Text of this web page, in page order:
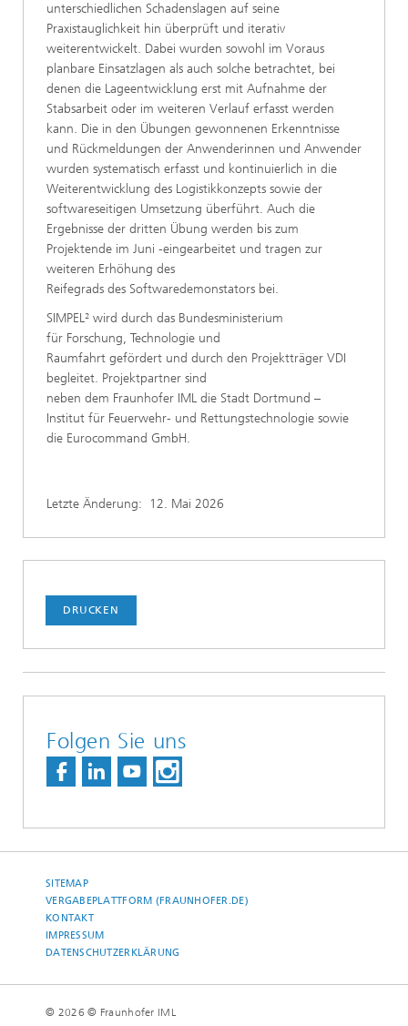
unterschiedlichen Schadenslagen auf seine
Praxistauglichkeit hin überprüft und iterativ
weiterentwickelt. Dabei wurden sowohl im Voraus
planbare Einsatzlagen als auch solche betrachtet, bei
denen die Lageentwicklung erst mit Aufnahme der
Stabsarbeit oder im weiteren Verlauf erfasst werden
kann. Die in den Übungen gewonnenen Erkenntnisse
und Rückmeldungen der Anwenderinnen und Anwender
wurden systematisch erfasst und kontinuierlich in die
Weiterentwicklung des Logistikkonzepts sowie der
softwareseitigen Umsetzung überführt. Auch die
Ergebnisse der dritten Übung werden bis zum
Projektende im Juni -eingearbeitet und tragen zur
weiteren Erhöhung des
Reifegrads des Softwaredemonstators bei.
SIMPEL² wird durch das Bundesministerium
für Forschung, Technologie und
Raumfahrt gefördert und durch den Projektträger VDI
begleitet. Projektpartner sind
neben dem Fraunhofer IML die Stadt Dortmund –
Institut für Feuerwehr- und Rettungstechnologie sowie
die Eurocommand GmbH.
Letzte Änderung: 12. Mai 2026
DRUCKEN
Folgen Sie uns
SITEMAP
VERGABEPLATTFORM (FRAUNHOFER.DE)
KONTAKT
IMPRESSUM
DATENSCHUTZERKLÄRUNG
© 2026 © Fraunhofer IML